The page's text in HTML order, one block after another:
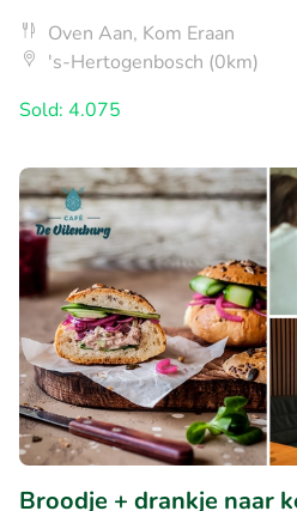
Oven Aan, Kom Eraan
's-Hertogenbosch (0km)
Sold: 4.075
Broodje + drankje naar